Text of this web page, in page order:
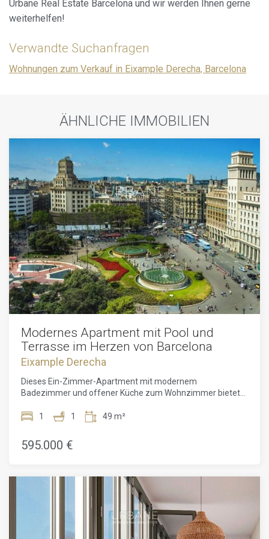
Urbane Real Estate Barcelona und wir werden Ihnen gerne
weiterhelfen!
Verwandte Suchanfragen
Wohnungen zum Verkauf in Eixample Derecha, Barcelona
ÄHNLICHE IMMOBILIEN
Modernes Apartment mit Pool und
Terrasse im Herzen von Barcelona
Eixample Derecha
Dieses Ein-Zimmer-Apartment mit modernem
Badezimmer und offener Küche zum Wohnzimmer bietet
für diejenigen geeignet ist, die Komfort und Praktikabilität
und profitiert von sorgfältigen Ausführungen und
langlebigen Materialien, die eine ausgezeichnete
begeistert sein, das jeden Raum durchflutet und den
gesamten Tag über eine warme und einladende
Atmosphäre schafft.Die Fassade des Gebäudes, mit einer in
neutralen Farben harmonisch zum Umfeld passenden
Porzellanbeschichtung, verfügt über Balkone mit
1 1 49 m²
595.000 €